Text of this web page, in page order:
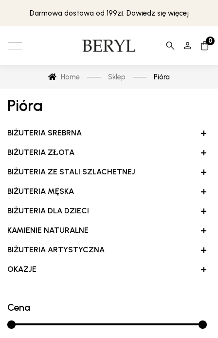
Darmowa dostawa od 199zł. Dowiedz się więcej
0
Home Sklep Pióra
Pióra
+
BIŻUTERIA SREBRNA
+
BIŻUTERIA ZŁOTA
+
BIŻUTERIA ZE STALI SZLACHETNEJ
+
BIŻUTERIA MĘSKA
+
BIŻUTERIA DLA DZIECI
+
KAMIENIE NATURALNE
+
BIŻUTERIA ARTYSTYCZNA
+
OKAZJE
Cena